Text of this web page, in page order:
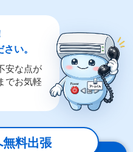
い。
安な点が
でお気軽
料出張